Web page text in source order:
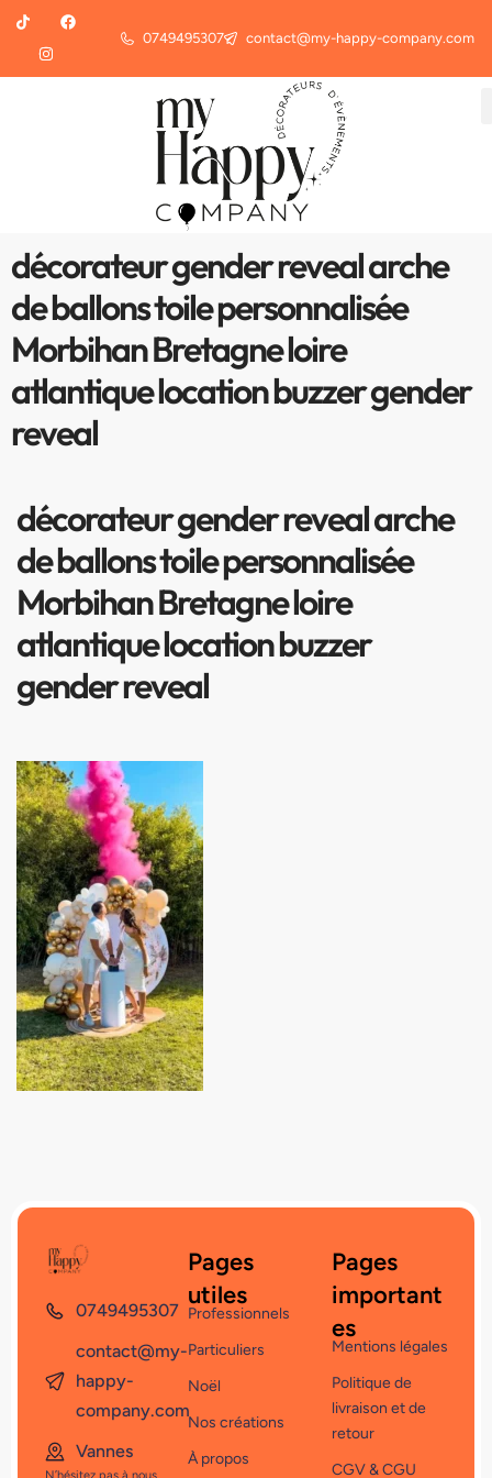
0749495307 contact@my-happy-company.com
décorateur gender reveal arche
de ballons toile personnalisée
Morbihan Bretagne loire
atlantique location buzzer gender
reveal
décorateur gender reveal arche
de ballons toile personnalisée
Morbihan Bretagne loire
atlantique location buzzer
gender reveal
0749495307
contact@my-
happy-
company.com
Vannes
Pages
utiles
Professionnels
Particuliers
Noël
Nos créations
À propos
Pages
important
es
Mentions légales
Politique de
livraison et de
retour
CGV & CGU